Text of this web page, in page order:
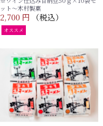
ット～木村製菓
2,700 円 （税込）
オススメ